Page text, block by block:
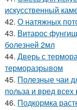
искусственный
42. О натяжных
43. Витарос
болезней 2мл
44. Дверь с
терморазрывом
45. Полезные чаи
польза и вред
46. Подкормка